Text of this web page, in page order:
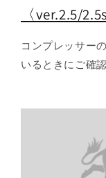
〈ver.2.5/
コンプレッサー
いるときにご確